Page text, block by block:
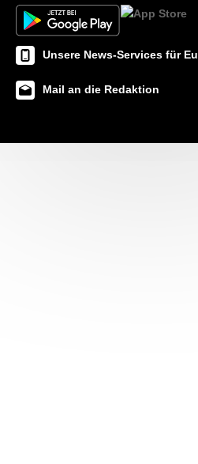
Unsere News-Services für
Mail an die Redaktion